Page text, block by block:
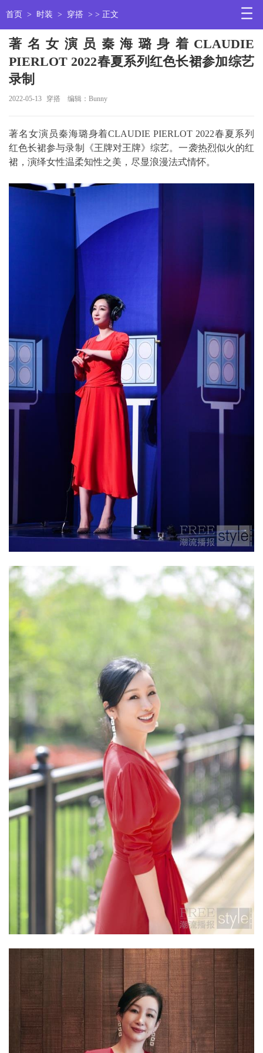
首页 > 时装 > 穿搭 > > 正文
著名女演员秦海璐身着CLAUDIE
PIERLOT 2022春夏系列红色长裙参加综艺
录制
2022-05-13 穿搭 编辑：Bunny
著名女演员秦海璐身着CLAUDIE PIERLOT 2022春夏系列
红色长裙参与录制《王牌对王牌》综艺。一袭热烈似火的红
裙，演绎女性温柔知性之美，尽显浪漫法式情怀。